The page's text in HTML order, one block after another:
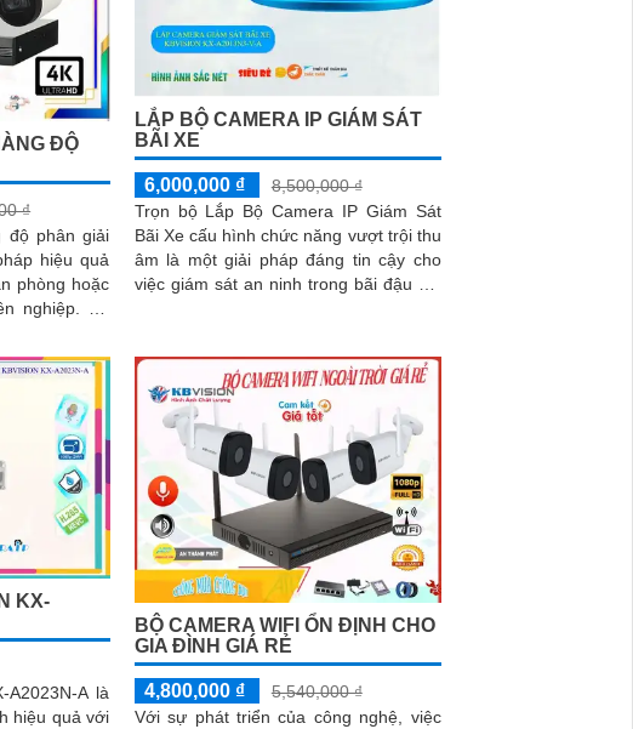
ĐỘ
₫
độ phân giải
hiệu quả
phòng hoặc
Bộ
giúp ghi lại
LẮP BỘ CAMERA IP GIÁM SÁT
BÃI XE
6,000,000 ₫
8,500,000 ₫
Trọn bộ Lắp Bộ Camera IP Giám Sát
Bãi Xe cấu hình chức năng vượt trội thu
âm là một giải pháp đáng tin cậy cho
việc giám sát an ninh trong bãi đậu xe.
lượng cao
KX-
A2023N-A là
hiệu quả với
BỘ CAMERA WIFI ỔN ĐỊNH CHO
GIA ĐÌNH GIÁ RẺ
4,800,000 ₫
5,540,000 ₫
Với sự phát triển của công nghệ, việc